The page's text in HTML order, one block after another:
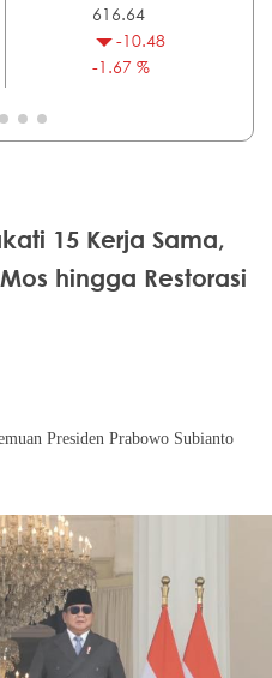
616.64
-10.48
-1.67 %
15 Kerja Sama,
hingga Restorasi
Presiden Prabowo Subianto